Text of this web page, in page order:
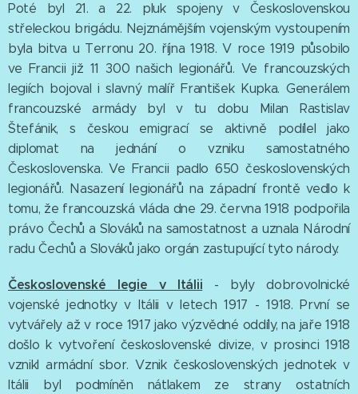
Poté byl 21. a 22. pluk spojeny v Československou
střeleckou brigádu. Nejznámějším vojenským vystoupením
byla bitva u Terronu 20. října 1918. V roce 1919 působilo
ve Francii již 11 300 našich legionářů. Ve francouzských
legiích bojoval i slavný malíř František Kupka. Generálem
francouzské armády byl v tu dobu Milan Rastislav
Štefánik, s českou emigrací se aktivně podílel jako
diplomat na jednání o vzniku samostatného
Československa. Ve Francii padlo 650 československých
legionářů. Nasazení legionářů na západní frontě vedlo k
tomu, že francouzská vláda dne 29. června 1918 podpořila
právo Čechů a Slováků na samostatnost a uznala Národní
radu Čechů a Slováků jako orgán zastupující tyto národy.
Československé legie v Itálii - byly dobrovolnické
vojenské jednotky v Itálii v letech 1917 - 1918. První se
vytvářely až v roce 1917 jako výzvědné oddíly, na jaře 1918
došlo k vytvoření československé divize, v prosinci 1918
vznikl armádní sbor. Vznik československých jednotek v
Itálii byl podmíněn nátlakem ze strany ostatních